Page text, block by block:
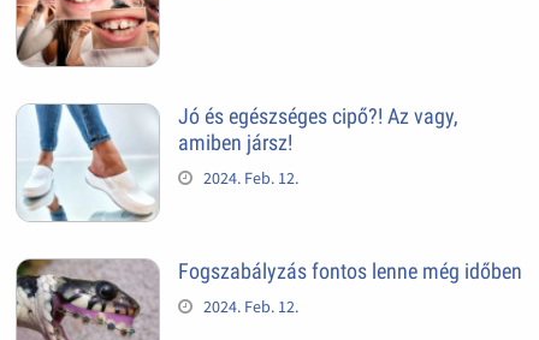
Jó és egészséges cipő?! Az vagy,
amiben jársz!
2024. Feb. 12.
Fogszabályzás fontos lenne még időben
2024. Feb. 12.